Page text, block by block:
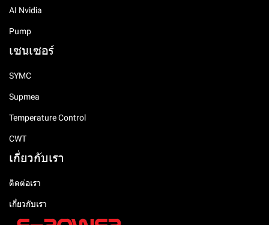
AI Nvidia
Pump
เซนเซอร์
SYMC
Supmea
Temperature Control
CWT
เกี่ยวกับเรา
ติดต่อเรา
เกี่ยวกับเรา